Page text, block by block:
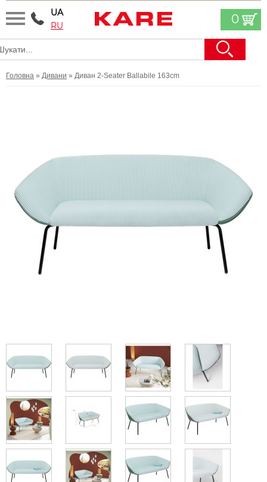
UA
RU
0
Головна » Дивани » Диван 2-Seater Ballabile 163cm